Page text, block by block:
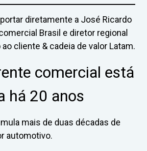
diretamente a José Ricardo
Brasil e diretor regional
cliente & cadeia de valor Latam.
comercial está
há 20 anos
mais de duas décadas de
automotivo.